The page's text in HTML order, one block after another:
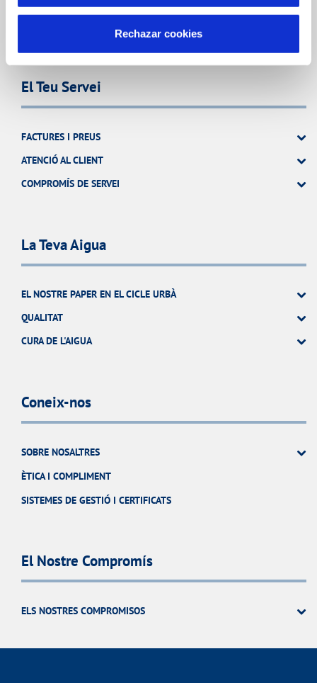
Rechazar cookies
El Teu Servei
FACTURES I PREUS
ATENCIÓ AL CLIENT
COMPROMÍS DE SERVEI
La Teva Aigua
EL NOSTRE PAPER EN EL CICLE URBÀ
QUALITAT
CURA DE L'AIGUA
Coneix-nos
SOBRE NOSALTRES
ÈTICA I COMPLIMENT
SISTEMES DE GESTIÓ I CERTIFICATS
El Nostre Compromís
ELS NOSTRES COMPROMISOS